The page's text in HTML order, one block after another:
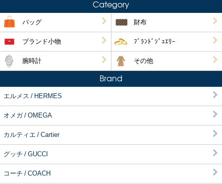
Category
バッグ 財布
ブランド小物 ﾌﾞﾗﾝﾄﾞｼﾞｭｴﾘｰ
腕時計 その他
Brand
エルメス / HERMES
オメガ / OMEGA
カルティエ / Cartier
グッチ / GUCCI
コーチ / COACH